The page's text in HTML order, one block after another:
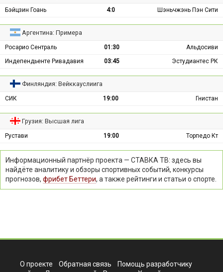
Бэйцзин Гоань 4:0 Шэньчжэнь Пэн Сити
Аргентина: Примера
Росарио Сентраль 01:30
Альдосиви
Индепендьенте Ривадавия
03:45 Эстудиантес РК
Финляндия: Вейккауслиига
СИК 19:00 Гнистан
Грузия: Высшая лига
Рустави 19:00 Торпедо Кт
Информационный партнёр проекта — СТАВКА ТВ: здесь вы
найдёте аналитику и обзоры спортивных событий, конкурсы
прогнозов, фрибет Беттери, а также рейтинги и статьи о спорте.
О проекте Обратная связь
Помощь разработчику